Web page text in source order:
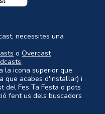
necessites una
oOvercast
la icona superior que
acabes d'instal·lar) i
del Fes Ta Festa o pots
fent us dels buscadors